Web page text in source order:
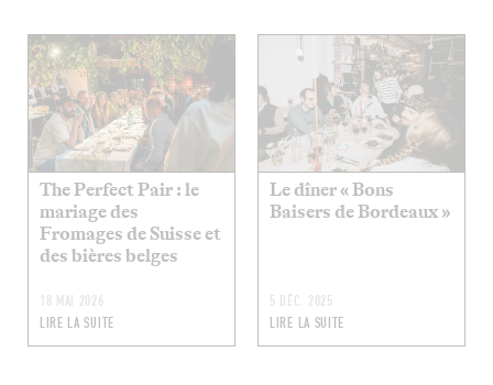
The Perfect Pair : le
mariage des
Fromages de Suisse et
des bières belges
18 MAI 2026
LIRE LA SUITE
Le dîner « Bons
Baisers de Bordeaux »
5 DÉC. 2025
LIRE LA SUITE